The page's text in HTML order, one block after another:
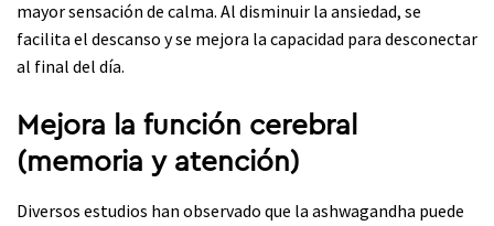
mayor sensación de calma. Al disminuir la ansiedad, se
facilita el descanso y se mejora la capacidad para desconectar
al final del día.
Mejora la función cerebral
(memoria y atención)
Diversos estudios han observado que la ashwagandha puede